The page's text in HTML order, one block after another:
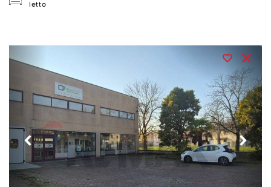
letto